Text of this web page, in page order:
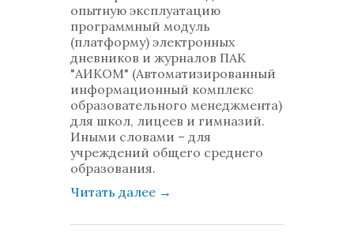
опытную эксплуатацию
программный модуль
(платформу) электронных
дневников и журналов ПАК
"АИКОМ" (Автоматизированный
информационный комплекс
образовательного менеджмента)
для школ, лицеев и гимназий.
Иными словами – для
учреждений общего среднего
образования.
Читать далее →